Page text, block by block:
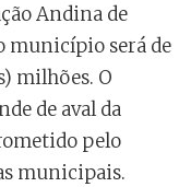
Andina de
município será de
milhões. O
de aval da
pelo
municipais.